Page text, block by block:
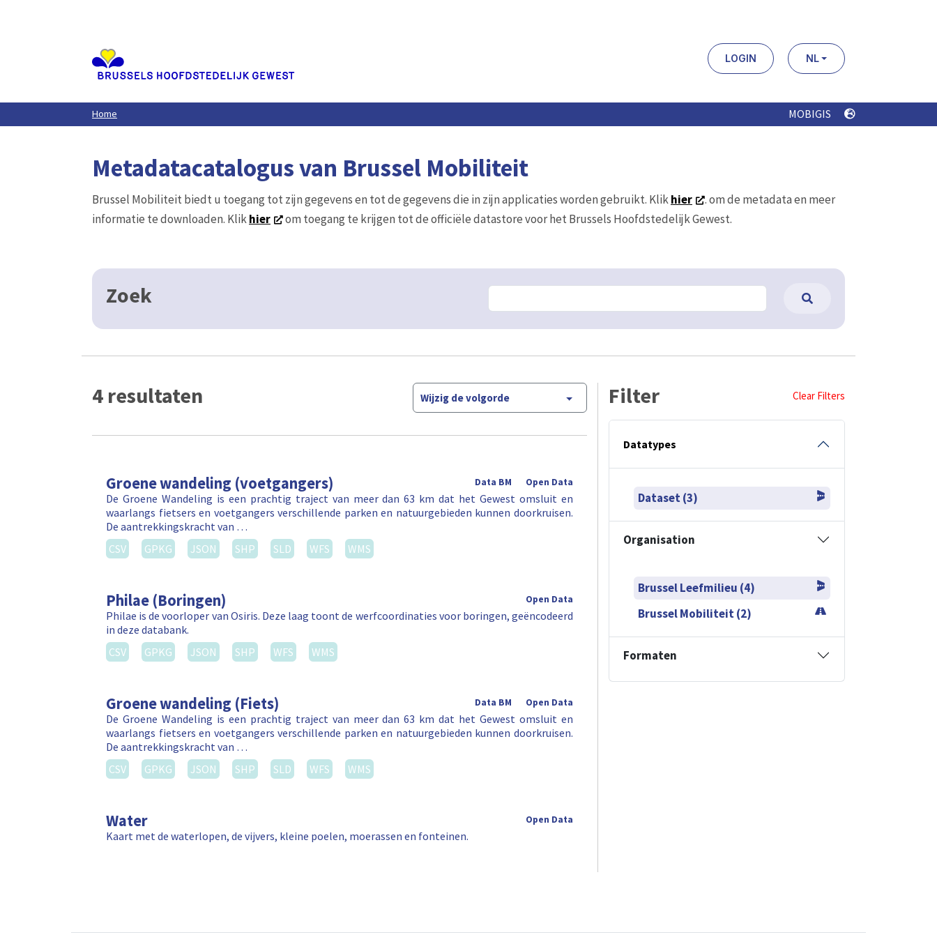
LOGIN NL
Home MOBIGIS
Metadatacatalogus van Brussel Mobiliteit
Brussel Mobiliteit biedt u toegang tot zijn gegevens en tot de gegevens die in zijn applicaties worden gebruikt. Klikhier
. om de metadata en meer
informatie te downloaden. Klikhier om toegang te krijgen tot de officiële datastore voor het Brussels Hoofdstedelijk Gewest.
Zoek
4 resultaten Wijzig de volgorde
Groene wandeling (voetgangers) Open Data
Data BM
De Groene Wandeling is een prachtig traject van meer dan 63 km dat het Gewest omsluit en
waarlangs fietsers en voetgangers verschillende parken en natuurgebieden kunnen doorkruisen.
De aantrekkingskracht van …
CSV
GPKG JSON SHP SLD WFS WMS
Philae (Boringen) Open Data
Philae is de voorloper van Osiris. Deze laag toont de werfcoordinaties voor boringen, geëncodeerd
in deze databank.
CSV
GPKG JSON SHP WFS WMS
Groene wandeling (Fiets) Open Data
Data BM
De Groene Wandeling is een prachtig traject van meer dan 63 km dat het Gewest omsluit en
waarlangs fietsers en voetgangers verschillende parken en natuurgebieden kunnen doorkruisen.
De aantrekkingskracht van …
CSV
GPKG JSON SHP SLD WFS WMS
Water Open Data
Kaart met de waterlopen, de vijvers, kleine poelen, moerassen en fonteinen.
Filter Clear Filters
Datatypes
Dataset (3)
Organisation
Brussel Leefmilieu (4)
Brussel Mobiliteit (2)
Formaten